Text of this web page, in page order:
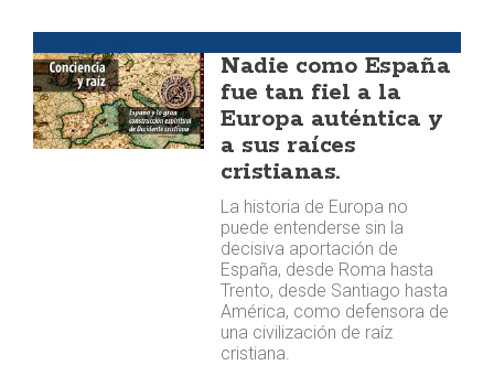
Nadie como España
fue tan fiel a la
Europa auténtica y
a sus raíces
cristianas.
La historia de Europa no
puede entenderse sin la
decisiva aportación de
España, desde Roma hasta
Trento, desde Santiago hasta
América, como defensora de
una civilización de raíz
cristiana.